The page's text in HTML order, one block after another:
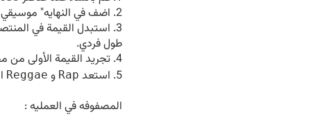
اضف في النهايه" موسيقي
استبدل القيمة في
طول فردي.
تجريد القيمة الأولى من
استعد Rap و Reggae
المصفوفه في العمليه :